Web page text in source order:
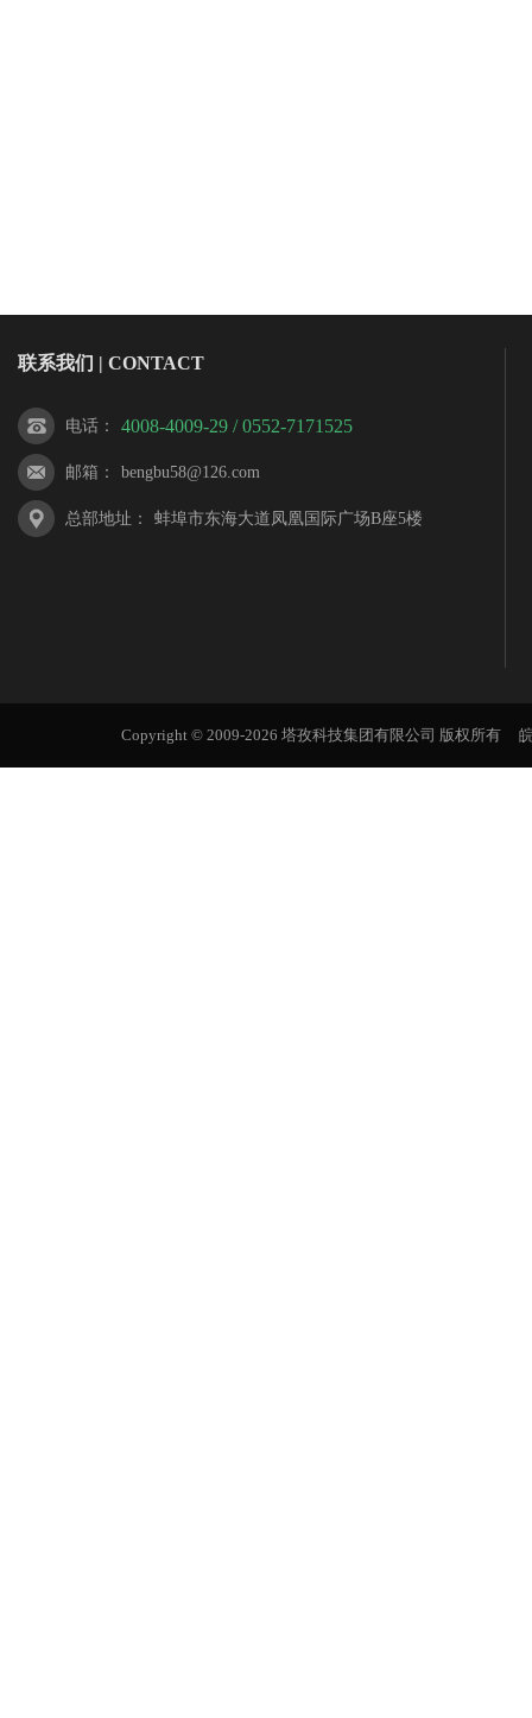
联系我们 | CONTACT
电话 ： 4008-4009-29 / 0552-7171525
邮箱 ： bengbu58@126.com
总部地址 ： 蚌埠市东海大道凤凰国际广场B座5楼
Copyright © 2009-2026 塔孜科技集团有限公司 版权所有